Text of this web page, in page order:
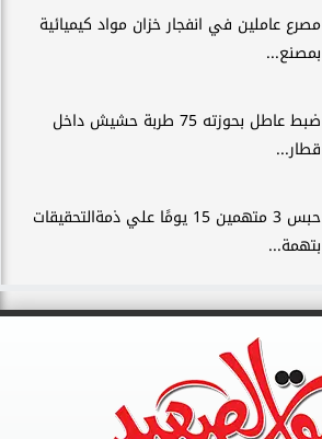
مصرع عاملين في انفجار خزان مواد كيميائية
بمصنع...
ضبط عاطل بحوزته 75 طربة حشيش داخل
قطار...
حبس 3 متهمين 15 يومًا علي ذمةالتحقيقات
بتهمة...